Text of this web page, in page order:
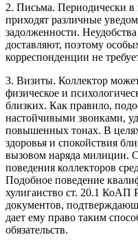
2. Письма. Периодически
приходят различные
задолженности.
доставляют, поэтому
корреспонденции не
3. Визиты. Коллектор
физическое и
близких. Как правило,
настойчивыми звонками,
повышенных тонах. В
здоровья и спокойствия
вызовом наряда милиции.
поведения коллекторов
Подобное поведение
хулиганство ст. 20.1 КоАП
документов,
дает ему право таким
обязательств.